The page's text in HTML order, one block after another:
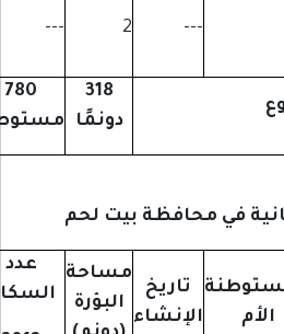
2
---
780
مستوطنًا
محافظة بيت لحم
تاريخ
الإنشاء
مساحة
البؤرة
عدد
السكان